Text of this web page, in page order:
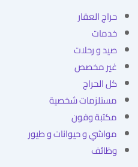
حراج العقار
خدمات
صيد و رحلات
غير مخصص
كل الحراج
مستلزمات شخصية
مكتبة وفون
مواشي و حيوانات و طيور
وظائف